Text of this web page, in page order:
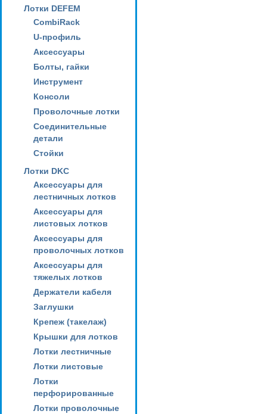
Лотки DEFEM
CombiRack
U-профиль
Аксессуары
Болты, гайки
Инструмент
Консоли
Проволочные лотки
Соединительные
детали
Стойки
Лотки DKC
Аксессуары для
лестничных лотков
Аксессуары для
листовых лотков
Аксессуары для
проволочных лотков
Аксессуары для
тяжелых лотков
Держатели кабеля
Заглушки
Крепеж (такелаж)
Крышки для лотков
Лотки лестничные
Лотки листовые
Лотки
перфорированные
Лотки проволочные